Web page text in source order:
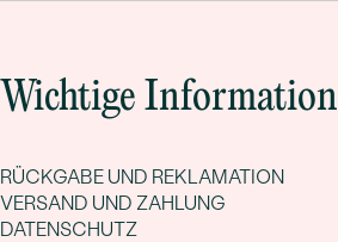
Wichtige
RÜCKGABE UND REKLAMATION
VERSAND UND ZAHLUNG
DATENSCHUTZ